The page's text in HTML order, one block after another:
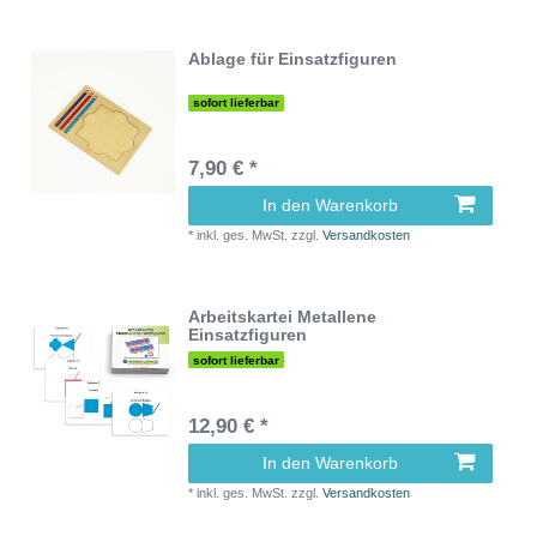
Ablage für Einsatzfiguren
sofort lieferbar
7,90 € *
In den Warenkorb
*inkl. ges. MwSt. zzgl.Versandkosten
Arbeitskartei Metallene
Einsatzfiguren
sofort lieferbar
12,90 € *
In den Warenkorb
*inkl. ges. MwSt. zzgl.Versandkosten